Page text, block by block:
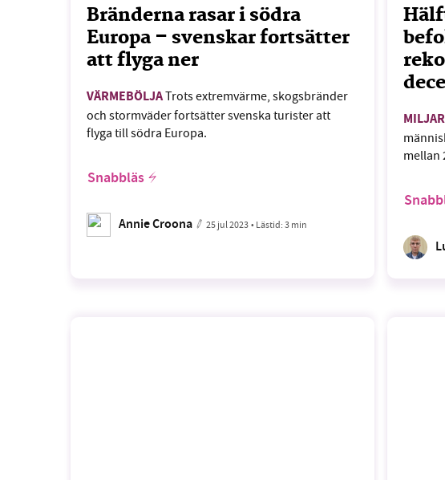
Bränderna rasar i södra
Europa – svenskar fortsätter
att flyga ner
VÄRMEBÖLJATrots extremvärme, skogsbränder
och stormväder fortsätter svenska turister att
flyga till södra Europa.
Snabbläs
Annie Croona 25 jul 2023• Lästid:3 min
mellan